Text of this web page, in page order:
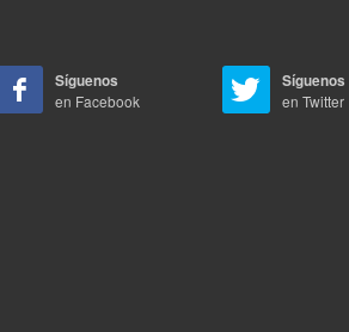
Síguenos
en Facebook
Síguenos
en Twitter